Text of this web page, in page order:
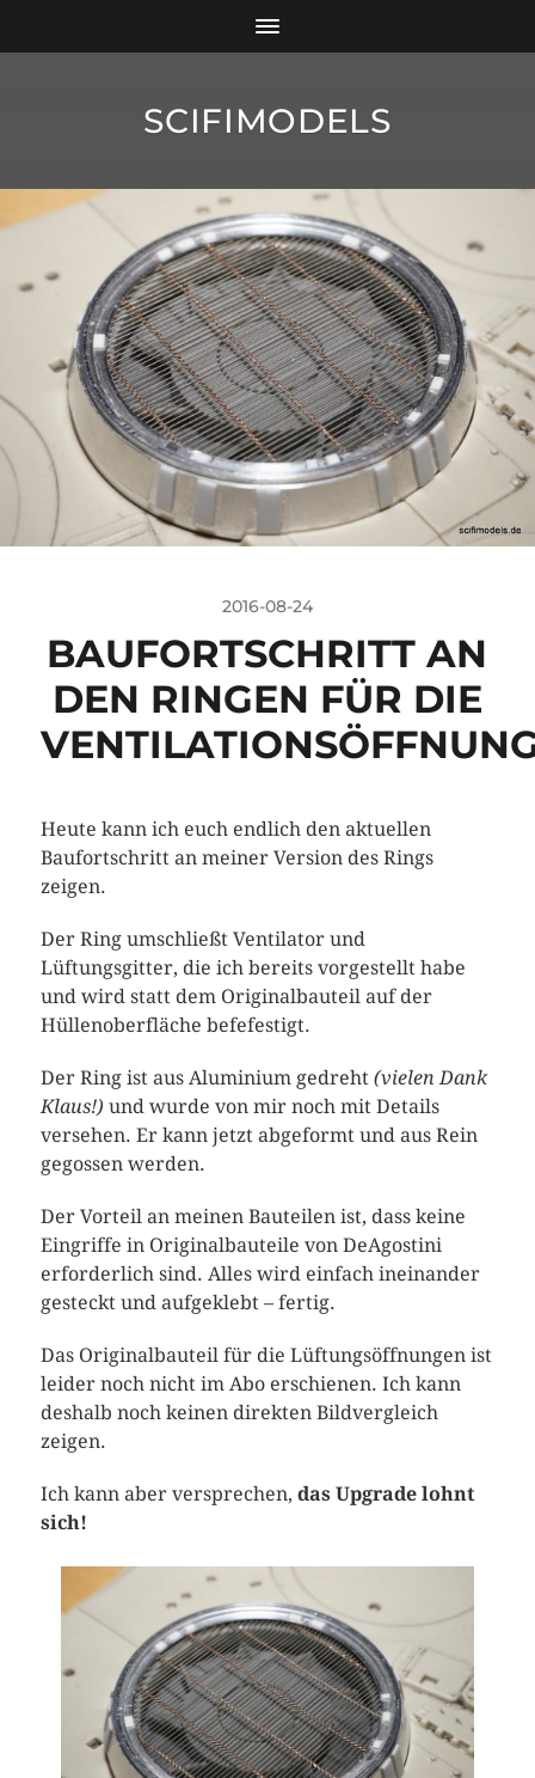
SCIFIMODELS
2016-08-24
BAUFORTSCHRITT AN
DEN RINGEN FÜR DIE
Heute kann ich euch endlich den aktuellen
Baufortschritt an meiner Version des Rings
zeigen.
Der Ring umschließt Ventilator und
Lüftungsgitter, die ich bereits vorgestellt habe
und wird statt dem Originalbauteil auf der
Hüllenoberfläche befefestigt.
Der Ring ist aus Aluminium gedreht (vielen Dank
Klaus!) und wurde von mir noch mit Details
versehen. Er kann jetzt abgeformt und aus Rein
gegossen werden.
Der Vorteil an meinen Bauteilen ist, dass keine
Eingriffe in Originalbauteile von DeAgostini
erforderlich sind. Alles wird einfach ineinander
gesteckt und aufgeklebt – fertig.
Das Originalbauteil für die Lüftungsöffnungen ist
leider noch nicht im Abo erschienen. Ich kann
deshalb noch keinen direkten Bildvergleich
zeigen.
Ich kann aber versprechen, das Upgrade lohnt
sich!